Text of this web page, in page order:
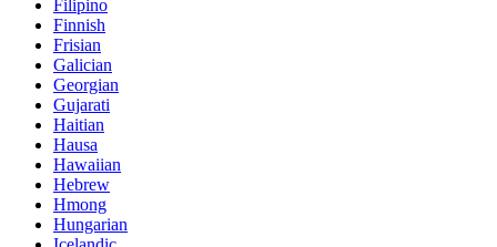
Filipino
Finnish
Frisian
Galician
Georgian
Gujarati
Haitian
Hausa
Hawaiian
Hebrew
Hmong
Hungarian